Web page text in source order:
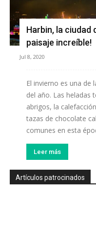
Harbin, la ciudad
paisaje increíble!
Jul 8, 2020
El invierno es una de
del año. Las heladas
abrigos, la
tazas de chocolate
comunes en esta
Leer más
Artículos patrocinados